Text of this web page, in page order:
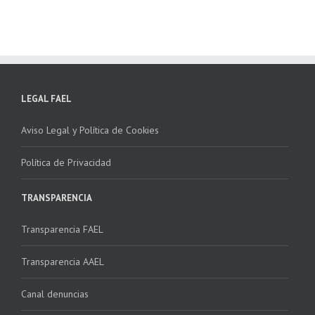
LEGAL FAEL
Aviso Legal y Política de Cookies
Política de Privacidad
TRANSPARENCIA
Transparencia FAEL
Transparencia AAEL
Canal denuncias